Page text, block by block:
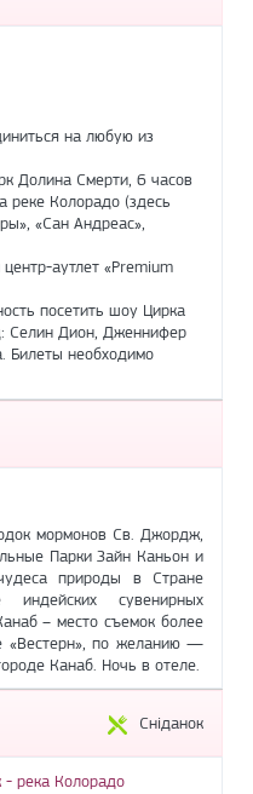
на любую из
Долина Смерти, 6 часов
реке Колорадо (здесь
«Сан Андреас»,
аутлет «Premium
посетить шоу Цирка
Селин Дион, Дженнифер
Билеты необходимо
мормонов Св. Джордж,
Парки Зайн Каньон и
природы в Стране
сувенирных
– место съемок более
«Вестерн», по желанию —
Канаб. Ночь в отеле.
Сніданок
река Колорадо